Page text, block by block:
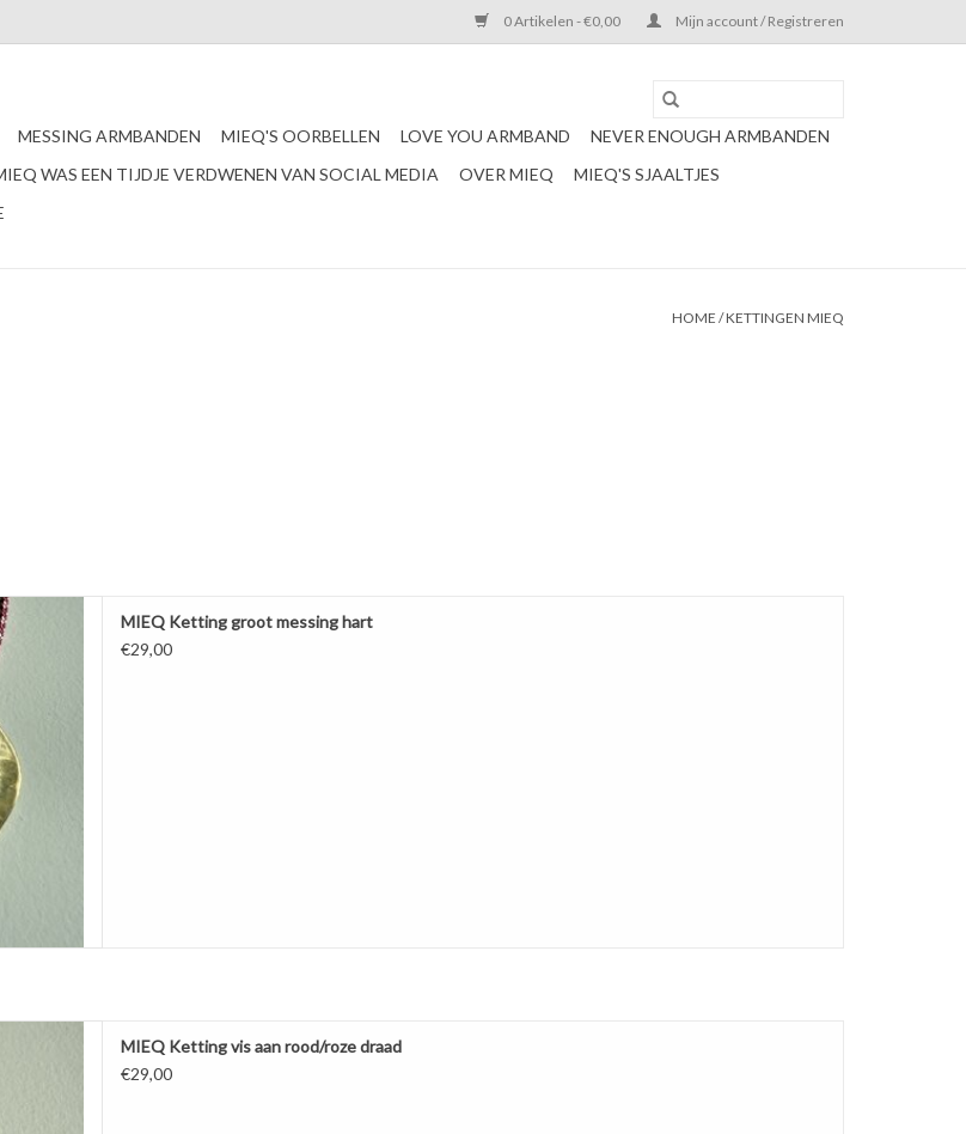
0 Artikelen - €0,00 Mijn account / Registreren
MESSING ARMBANDEN MIEQ'S OORBELLEN LOVE YOU ARMBAND
NEVER ENOUGH ARMBANDEN
WAS EEN TIJDJE VERDWENEN VAN SOCIAL MEDIA OVER MIEQ
MIEQ'S SJAALTJES
HOME /KETTINGEN MIEQ
MIEQ Ketting groot messing hart
€29,00
MIEQ Ketting vis aan rood/roze draad
€29,00